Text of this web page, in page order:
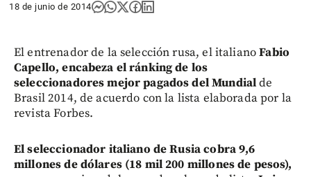
18 de junio de 2014
El entrenador de la selección rusa, el italianoFabio
Capello, encabeza el ránking de los
seleccionadores mejor pagados del Mundialde
Brasil 2014, de acuerdo con la lista elaborada por la
revista Forbes.
El seleccionador italiano de Rusia cobra 9,6
millones de dólares (18 mil 200 millones de pesos),